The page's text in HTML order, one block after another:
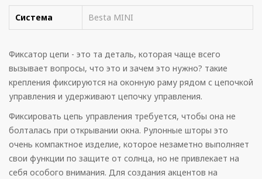
Система Besta MINI
Фиксатор цепи - это та деталь, которая чаще всего
вызывает вопросы, что это и зачем это нужно? такие
крепления фиксируются на оконную раму рядом с цепочкой
управления и удерживают цепочку управления.
Фиксировать цепь управления требуется, чтобы она не
болталась при открывании окна. Рулонные шторы это
очень компактное изделие, которое незаметно выполняет
свои функции по защите от солнца, но не привлекает на
себя особого внимания. Для создания акцентов на